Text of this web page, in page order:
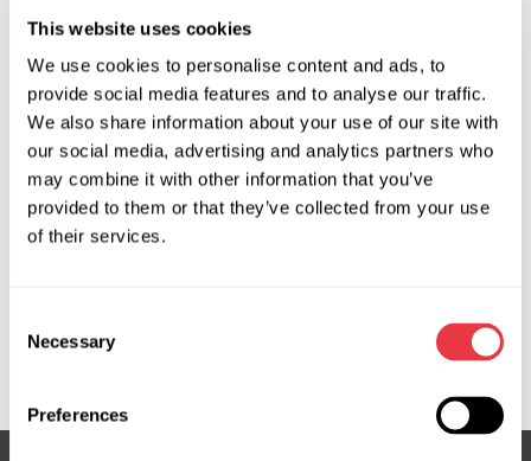
This website uses cookies
We use cookies to personalise content and ads, to
provide social media features and to analyse our traffic.
We also share information about your use of our site with
our social media, advertising and analytics partners who
may combine it with other information that you’ve
provided to them or that they’ve collected from your use
of their services.
Selection
Necessary
Preferences
Fabricante: MSG Equipment
Solicitar precio
68375407AG, 68375407AI, 68581380AA, 68628263AB,
JP104, JP104R, JP404NLR0OU, JP404NLR0R, JP9104R